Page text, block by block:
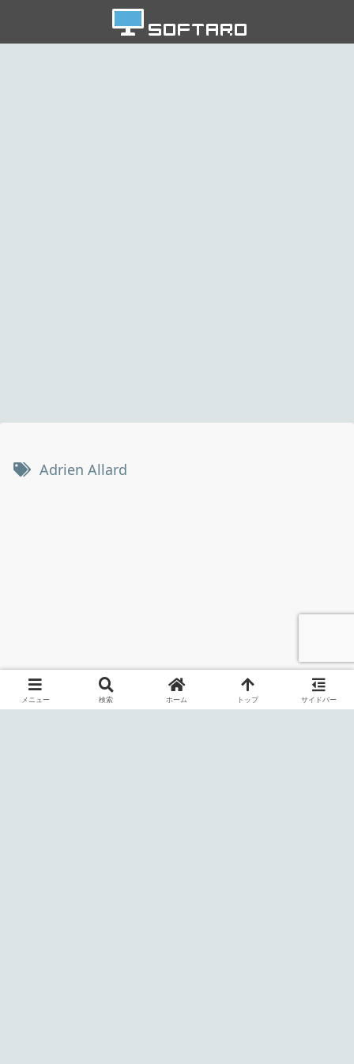
Adrien Allard
メニュー 検索 ホーム トップ サイドバー